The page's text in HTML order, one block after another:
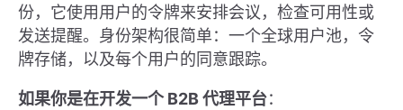
份，它使用用户的令牌来安排会议，检查可用性或
发送提醒。身份架构很简单：一个全球用户池，令
牌存储，以及每个用户的同意跟踪。
如果你是在开发一个 B2B 代理平台：